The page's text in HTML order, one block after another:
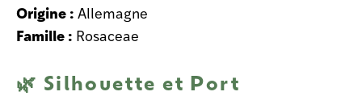
Origine : Allemagne
Famille : Rosaceae
🌿 Silhouette et Port